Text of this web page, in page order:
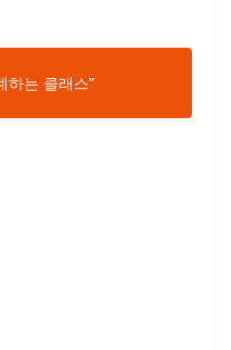
하는 클래스”